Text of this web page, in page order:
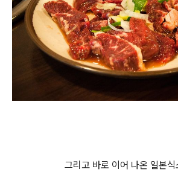
그리고 바로 이어 나온 일본식